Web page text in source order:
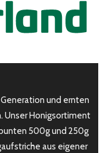
und ernten
Unser Honigsortiment
500g und 250g
aus eigener